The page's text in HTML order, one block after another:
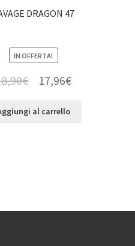
DRAGON 47
IN OFFERTA!
€ 17,96€
al carrello